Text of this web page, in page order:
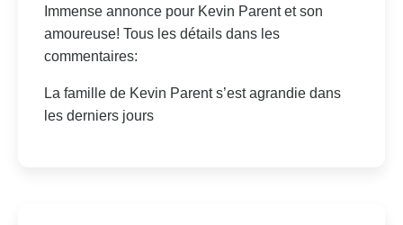
Immense annonce pour Kevin Parent et son
amoureuse! Tous les détails dans les
commentaires:
La famille de Kevin Parent s’est agrandie dans
les derniers jours